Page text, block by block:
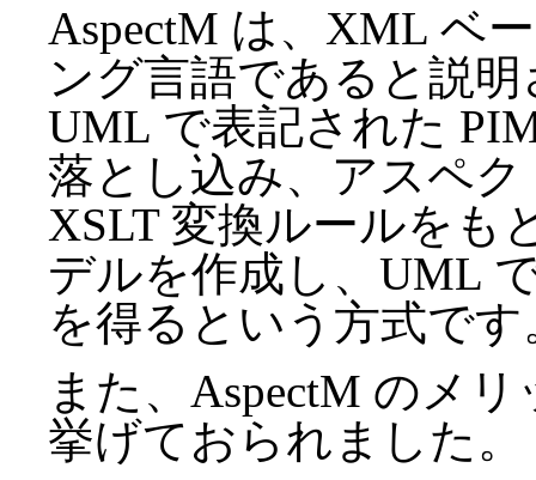
AspectM は、XML ベ
ング言語であると説
UML で表記された
落とし込み、アスペ
XSLT 変換ルールをも
デルを作成し、UML
を得るという方式です
また、AspectM のメ
挙げておられました。